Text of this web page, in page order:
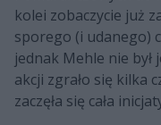
kolei zobaczycie już
sporego (i udanego)
jednak Mehle nie
akcji zgrało się kilka
zaczęła się cała